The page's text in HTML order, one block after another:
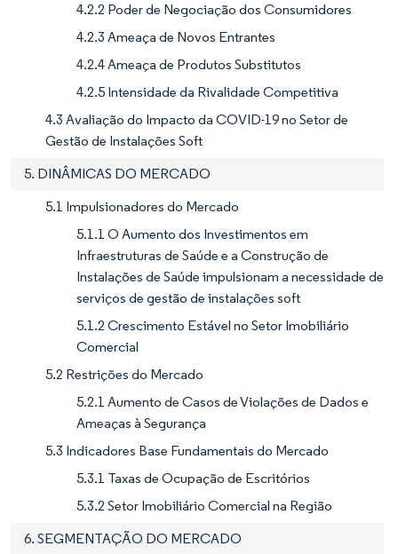
4.2.2 Poder de Negociação dos Consumidores
4.2.3 Ameaça de Novos Entrantes
4.2.4 Ameaça de Produtos Substitutos
4.2.5 Intensidade da Rivalidade Competitiva
4.3 Avaliação do Impacto da COVID-19 no Setor de
Gestão de Instalações Soft
5. DINÂMICAS DO MERCADO
5.1 Impulsionadores do Mercado
5.1.1 O Aumento dos Investimentos em
Infraestruturas de Saúde e a Construção de
Instalações de Saúde impulsionam a necessidade de
serviços de gestão de instalações soft
5.1.2 Crescimento Estável no Setor Imobiliário
Comercial
5.2 Restrições do Mercado
5.2.1 Aumento de Casos de Violações de Dados e
Ameaças à Segurança
5.3 Indicadores Base Fundamentais do Mercado
5.3.1 Taxas de Ocupação de Escritórios
5.3.2 Setor Imobiliário Comercial na Região
6. SEGMENTAÇÃO DO MERCADO